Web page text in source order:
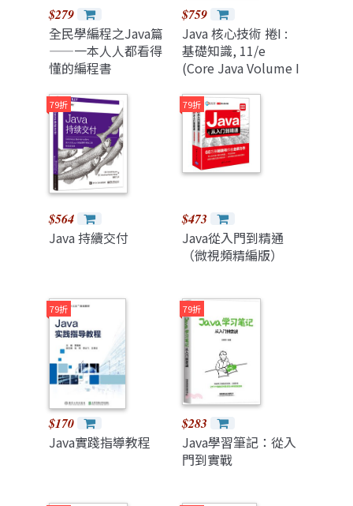
$279
全民學編程之Java篇
——一本人人都看得
懂的編程書
$759
Java 核心技術 捲I :
基礎知識, 11/e
(Core Java Volume I
11/e)
79折
$564
Java 持續交付
79折
$473
Java從入門到精通
（微視頻精編版）
79折
$170
Java實踐指導教程
79折
$283
Java學習筆記：從入
門到實戰